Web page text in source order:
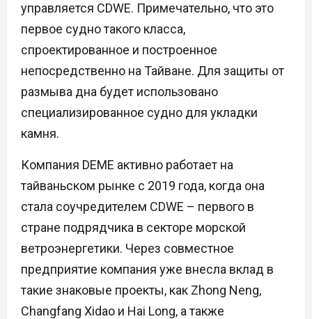
управляется CDWE. Примечательно, что это
первое судно такого класса,
спроектированное и построенное
непосредственно на Тайване. Для защиты от
размыва дна будет использовано
специализированное судно для укладки
камня.
Компания DEME активно работает на
тайваньском рынке с 2019 года, когда она
стала соучредителем CDWE – первого в
стране подрядчика в секторе морской
ветроэнергетики. Через совместное
предприятие компания уже внесла вклад в
такие знаковые проекты, как Zhong Neng,
Changfang Xidao и Hai Long, а также